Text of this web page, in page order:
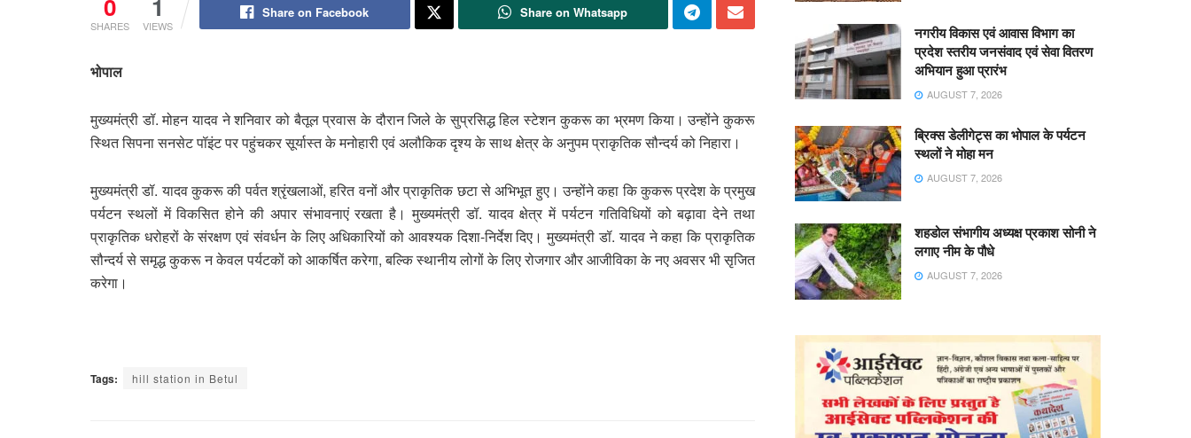
SHARES VIEWS
Share on Facebook Share on Whatsapp
भोपाल
मुख्यमंत्री डॉ. मोहन यादव ने शनिवार को बैतूल प्रवास के दौरान जिले के सुप्रसिद्ध हिल स्टेशन कुकरू का भ्रमण किया। उन्होंने कुकरू
स्थित सिपना सनसेट पॉइंट पर पहुंचकर सूर्यास्त के मनोहारी एवं अलौकिक दृश्य के साथ क्षेत्र के अनुपम प्राकृतिक सौन्दर्य को निहारा।
मुख्यमंत्री डॉ. यादव कुकरू की पर्वत श्रृंखलाओं, हरित वनों और प्राकृतिक छटा से अभिभूत हुए। उन्होंने कहा कि कुकरू प्रदेश के प्रमुख
पर्यटन स्थलों में विकसित होने की अपार संभावनाएं रखता है। मुख्यमंत्री डॉ. यादव क्षेत्र में पर्यटन गतिविधियों को बढ़ावा देने तथा
प्राकृतिक धरोहरों के संरक्षण एवं संवर्धन के लिए अधिकारियों को आवश्यक दिशा-निर्देश दिए। मुख्यमंत्री डॉ. यादव ने कहा कि प्राकृतिक
सौन्दर्य से समृद्ध कुकरू न केवल पर्यटकों को आकर्षित करेगा, बल्कि स्थानीय लोगों के लिए रोजगार और आजीविका के नए अवसर भी सृजित
करेगा।
Tags: hill station in Betul
नगरीय विकास एवं आवास विभाग का
प्रदेश स्तरीय जनसंवाद एवं सेवा वितरण
अभियान हुआ प्रारंभ
AUGUST 7, 2026
ब्रिक्स डेलीगेट्स का भोपाल के पर्यटन
स्थलों ने मोहा मन
AUGUST 7, 2026
शहडोल संभागीय अध्यक्ष प्रकाश सोनी ने
लगाए नीम के पौधे
AUGUST 7, 2026